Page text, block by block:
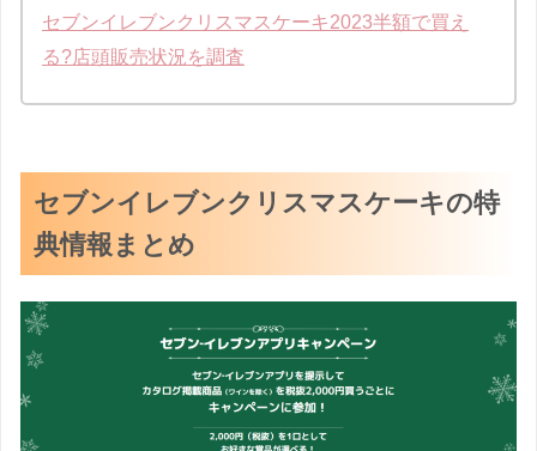
セブンイレブンクリスマスケーキ2023半額で買え
る?店頭販売状況を調査
セブンイレブンクリスマスケーキの特
典情報まとめ